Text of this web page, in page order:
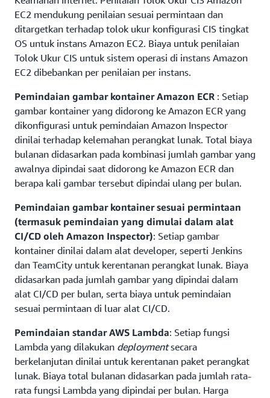
EC2 mendukung penilaian sesuai permintaan dan
ditargetkan terhadap tolok ukur konfigurasi CIS tingkat
OS untuk instans Amazon EC2. Biaya untuk penilaian
Tolok Ukur CIS untuk sistem operasi di instans Amazon
EC2 dibebankan per penilaian per instans.
Pemindaian gambar kontainer Amazon ECR : Setiap
gambar kontainer yang didorong ke Amazon ECR yang
dikonfigurasi untuk pemindaian Amazon Inspector
dinilai terhadap kelemahan perangkat lunak. Total biaya
bulanan didasarkan pada kombinasi jumlah gambar yang
awalnya dipindai saat didorong ke Amazon ECR dan
berapa kali gambar tersebut dipindai ulang per bulan.
Pemindaian gambar kontainer sesuai permintaan
(termasuk pemindaian yang dimulai dalam alat
CI/CD oleh Amazon Inspector): Setiap gambar
kontainer dinilai dalam alat developer, seperti Jenkins
dan TeamCity untuk kerentanan perangkat lunak. Biaya
didasarkan pada jumlah gambar yang dipindai dalam
alat CI/CD per bulan, serta biaya untuk pemindaian
sesuai permintaan di luar alat CI/CD.
Pemindaian standar AWS Lambda: Setiap fungsi
Lambda yang dilakukan deploymentsecara
berkelanjutan dinilai untuk kerentanan paket perangkat
lunak. Biaya total bulanan didasarkan pada jumlah rata-
rata fungsi Lambda yang dipindai per bulan. Harga